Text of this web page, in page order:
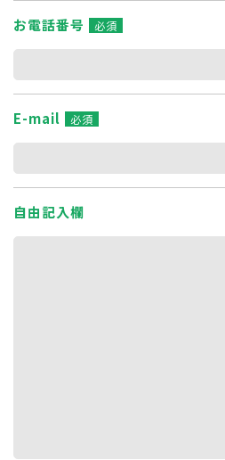
お電話番号 必須
E-mail 必須
自由記入欄